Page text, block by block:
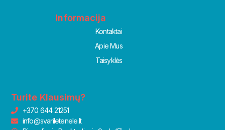
Informacija
Kontaktai
Apie Mus
Taisyklės
Turite Klausimų?
+370 644 21251
info@svariletenele.lt